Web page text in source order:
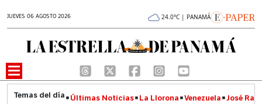
JUEVES 06 AGOSTO 2026 24.0°C | PANAMÁ
Últimas Noticias La Llorona Venezuela José